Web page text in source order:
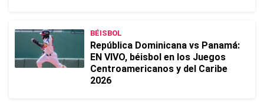
BÉISBOL
República Dominicana vs Panamá:
EN VIVO, béisbol en los Juegos
Centroamericanos y del Caribe
2026